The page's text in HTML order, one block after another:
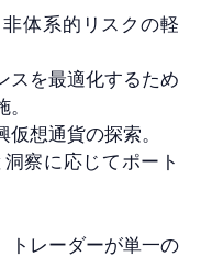
体系的リスクの軽
スを最適化するため
想通貨の探索。
察に応じてポート
トレーダーが単一の